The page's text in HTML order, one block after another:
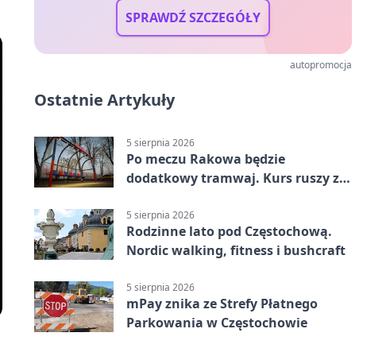
SPRAWDŹ SZCZEGÓŁY
autopromocja
Ostatnie Artykuły
5 sierpnia 2026
Po meczu Rakowa będzie
dodatkowy tramwaj. Kurs ruszy ze
5 sierpnia 2026
Rodzinne lato pod Częstochową.
Nordic walking, fitness i bushcraft
5 sierpnia 2026
mPay znika ze Strefy Płatnego
Parkowania w Częstochowie